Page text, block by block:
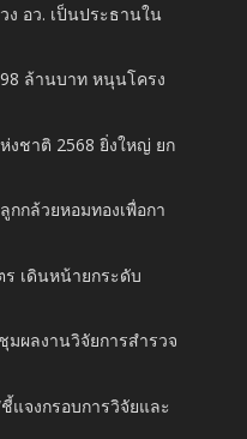
ง อว. เป็นประธานใน
ล้านบาท หนุนโครง
งชาติ 2568 ยิ่งใหญ่ ยก
กกล้วยหอมทองเพื่อกา
เดินหน้ายกระดับ
มผลงานวิจัยการสำรวจ
ชี้แจงกรอบการวิจัยและ